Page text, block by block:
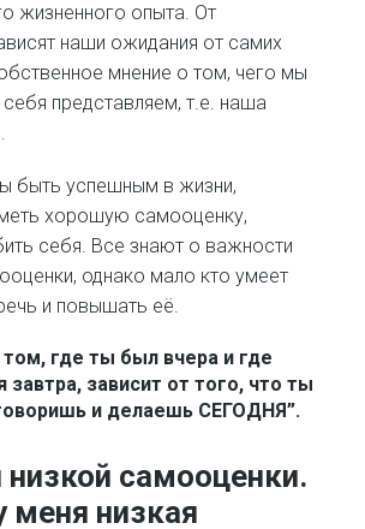
жизненного опыта. От
наши ожидания от самих
мнение о том, чего мы
себя представляем, т.е. наша
быть успешным в жизни,
хорошую самооценку,
себя. Все знают о важности
однако мало кто умеет
и повышать её.
том, где ты был вчера и где
зависит от того, что ты
и делаешь СЕГОДНЯ”.
самооценки.
меня низкая